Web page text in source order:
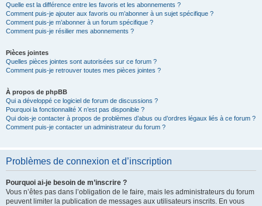
Quelle est la différence entre les favoris et les abonnements ?
Comment puis-je ajouter aux favoris ou m’abonner à un sujet spécifique ?
Comment puis-je m’abonner à un forum spécifique ?
Comment puis-je résilier mes abonnements ?
Pièces jointes
Quelles pièces jointes sont autorisées sur ce forum ?
Comment puis-je retrouver toutes mes pièces jointes ?
À propos de phpBB
Qui a développé ce logiciel de forum de discussions ?
Pourquoi la fonctionnalité X n’est pas disponible ?
Qui dois-je contacter à propos de problèmes d’abus ou d’ordres légaux liés à ce forum ?
Comment puis-je contacter un administrateur du forum ?
Problèmes de connexion et d’inscription
Pourquoi ai-je besoin de m’inscrire ?
Vous n’êtes pas dans l’obligation de le faire, mais les administrateurs du forum
peuvent limiter la publication de messages aux utilisateurs inscrits. En vous